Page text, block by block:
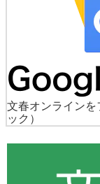
文春オンラインを
ック）